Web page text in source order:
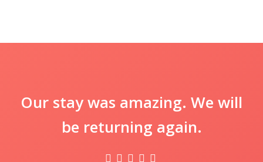
Our stay was amazing. We will
be returning again.